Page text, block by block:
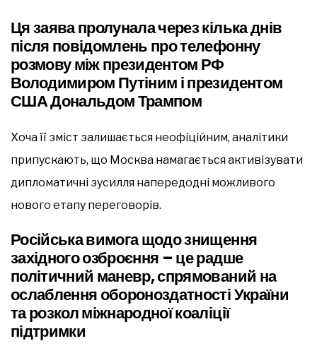
Ця заява пролунала через кілька днів
після повідомлень про телефонну
розмову між президентом РФ
Володимиром Путіним і президентом
США Дональдом Трампом
Хоча її зміст залишається неофіційним, аналітики
припускають, що Москва намагається активізувати
дипломатичні зусилля напередодні можливого
нового етапу переговорів.
Російська вимога щодо знищення
західного озброєння – це радше
політичний маневр, спрямований на
ослаблення обороноздатності України
та розкол міжнародної коаліції
підтримки